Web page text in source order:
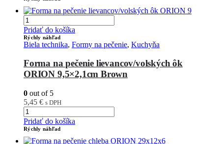
Pridať do košíka
Rýchly náhľad
Biela technika, Formy na pečenie, Kuchyňa
Forma na pečenie lievancov/volských ôk
ORION 9,5×2,1cm Brown
0 out of 5
5,45 € s DPH
Pridať do košíka
Rýchly náhľad